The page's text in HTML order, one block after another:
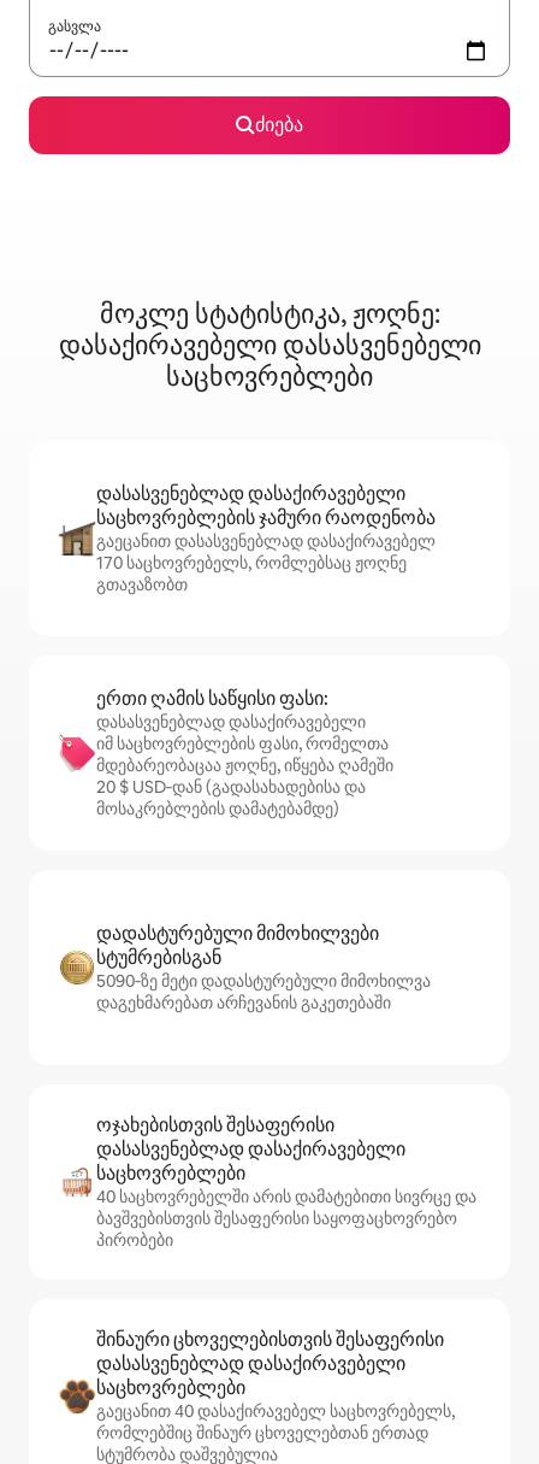
გასვლა
ძიება
მოკლე სტატისტიკა, ჟოღნე:
დასაქირავებელი დასასვენებელი
საცხოვრებლები
დასასვენებლად დასაქირავებელი
საცხოვრებლების ჯამური რაოდენობა
გაეცანით დასასვენებლად დასაქირავებელ
170 საცხოვრებელს, რომლებსაც ჟოღნე
გთავაზობთ
ერთი ღამის საწყისი ფასი:
დასასვენებლად დასაქირავებელი
იმ საცხოვრებლების ფასი, რომელთა
მდებარეობაცაა ჟოღნე, იწყება ღამეში
20 $ USD‑დან (გადასახადებისა და
მოსაკრებლების დამატებამდე)
დადასტურებული მიმოხილვები
სტუმრებისგან
5090‑ზე მეტი დადასტურებული მიმოხილვა
დაგეხმარებათ არჩევანის გაკეთებაში
ოჯახებისთვის შესაფერისი
დასასვენებლად დასაქირავებელი
საცხოვრებლები
40 საცხოვრებელში არის დამატებითი სივრცე და
ბავშვებისთვის შესაფერისი საყოფაცხოვრებო
პირობები
შინაური ცხოველებისთვის შესაფერისი
დასასვენებლად დასაქირავებელი
საცხოვრებლები
გაეცანით 40 დასაქირავებელ საცხოვრებელს,
რომლებშიც შინაურ ცხოველებთან ერთად
სტუმრობა დაშვებულია